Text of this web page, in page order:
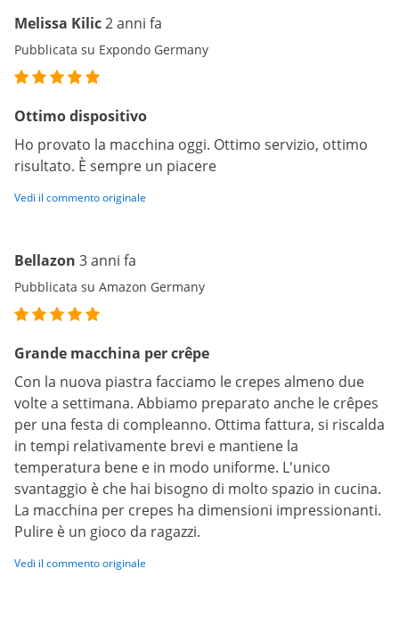
Melissa Kilic2 anni fa
Pubblicata su Expondo Germany
Ottimo dispositivo
Ho provato la macchina oggi. Ottimo servizio, ottimo
risultato. È sempre un piacere
Vedi il commento originale
Bellazon 3 anni fa
Pubblicata su Amazon Germany
Grande macchina per crêpe
Con la nuova piastra facciamo le crepes almeno due
volte a settimana. Abbiamo preparato anche le crêpes
per una festa di compleanno. Ottima fattura, si riscalda
in tempi relativamente brevi e mantiene la
temperatura bene e in modo uniforme. L'unico
svantaggio è che hai bisogno di molto spazio in cucina.
La macchina per crepes ha dimensioni impressionanti.
Pulire è un gioco da ragazzi.
Vedi il commento originale